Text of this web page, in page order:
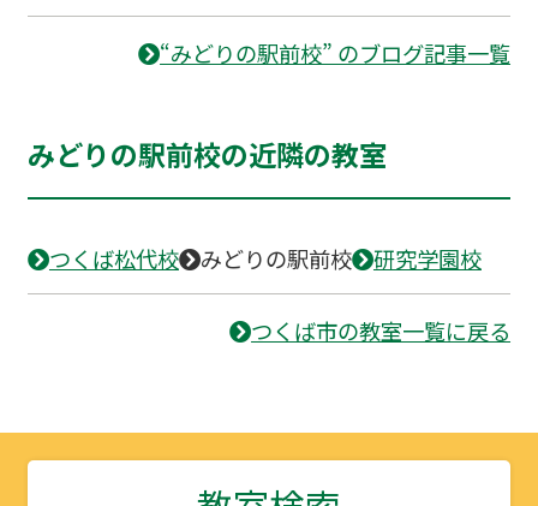
“みどりの駅前校” のブログ記事一覧
みどりの駅前校の近隣の教室
つくば松代校 みどりの駅前校 研究学園校
つくば市の教室一覧に戻る